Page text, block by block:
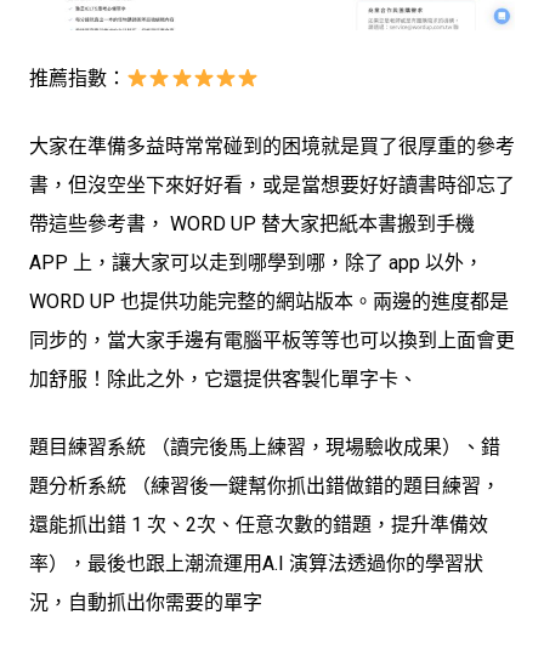
推薦指數：
大家在準備多益時常常碰到的困境就是買了很厚重的參考
書，但沒空坐下來好好看，或是當想要好好讀書時卻忘了
帶這些參考書， WORD UP 替大家把紙本書搬到手機
APP 上，讓大家可以走到哪學到哪，除了 app 以外，
WORD UP 也提供功能完整的網站版本。兩邊的進度都是
同步的，當大家手邊有電腦平板等等也可以換到上面會更
加舒服！除此之外，它還提供客製化單字卡、
題目練習系統 （讀完後馬上練習，現場驗收成果）、錯
題分析系統 （練習後一鍵幫你抓出錯做錯的題目練習，
還能抓出錯 1 次、2次、任意次數的錯題，提升準備效
率），最後也跟上潮流運用A.I 演算法透過你的學習狀
況，自動抓出你需要的單字